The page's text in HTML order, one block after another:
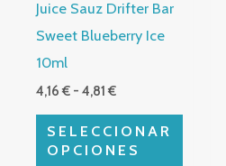
Juice Sauz Drifter Bar
Sweet Blueberry Ice
10ml
4,16€ - 4,81€
SELECCIONAR
OPCIONES
pueden
elegir
en
la
página
de